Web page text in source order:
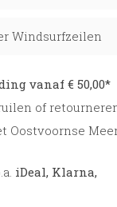
Windsurfzeilen
vanaf € 50,00*
of
Oostvoornse
iDeal, Klarna,